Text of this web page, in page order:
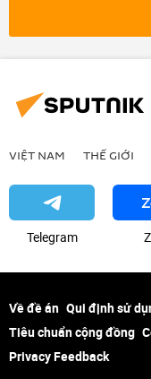
chiến lược phát triển
VIỆT NAM THẾ GIỚI
Telegram
Về đề án Qui định sử
Tiêu chuẩn cộng đồng
Privacy Feedback